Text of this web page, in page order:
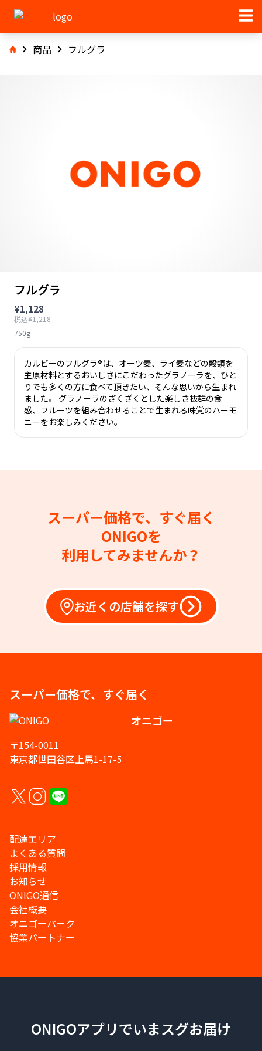
商品 フルグラ
フルグラ
¥1,128
税込¥1,218
750g
カルビーのフルグラ®は、オーツ麦、ライ麦などの穀類を
主原材料とするおいしさにこだわったグラノーラを、ひと
りでも多くの方に食べて頂きたい、そんな思いから生まれ
ました。 グラノーラのざくざくとした楽しさ抜群の食
感、フルーツを組み合わせることで生まれる味覚のハーモ
ニーをお楽しみください。
スーパー価格で、すぐ届く
ONIGOを
利用してみませんか？
お近くの店舗を探す
スーパー価格で、すぐ届く
オニゴー
〒154-0011
東京都世田谷区上馬1-17-5
配達エリア
よくある質問
採用情報
お知らせ
ONIGO通信
会社概要
オニゴーパーク
協業パートナー
ONIGOアプリでいまスグお届け